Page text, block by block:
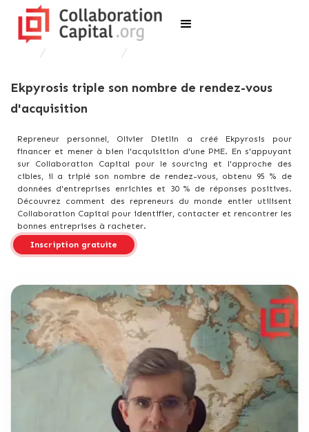
Ekpyrosis triple son nombre de rendez-vous
d'acquisition
Repreneur personnel, Olivier Dietlin a créé Ekpyrosis pour
financer et mener à bien l'acquisition d'une PME. En s'appuyant
sur Collaboration Capital pour le sourcing et l'approche des
cibles, il a triplé son nombre de rendez-vous, obtenu 95 % de
données d'entreprises enrichies et 30 % de réponses positives.
Découvrez comment des repreneurs du monde entier utilisent
Collaboration Capital pour identifier, contacter et rencontrer les
bonnes entreprises à racheter.
Inscription gratuite